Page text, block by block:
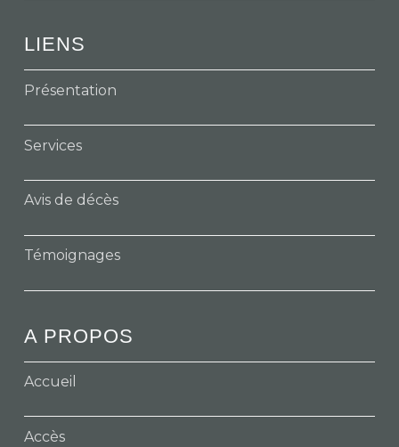
LIENS
Présentation
Services
Avis de décès
Témoignages
A PROPOS
Accueil
Accès